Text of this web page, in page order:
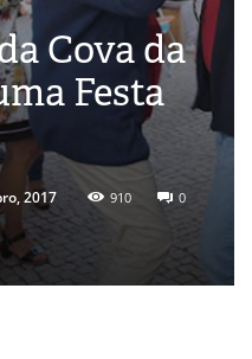
Cova da
Festa
2017 910 0